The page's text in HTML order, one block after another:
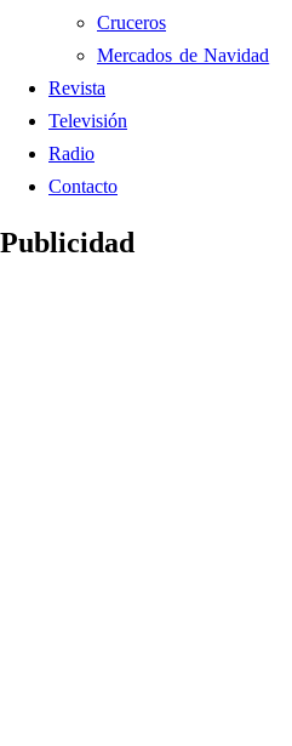
Cruceros
Mercados de Navidad
Revista
Televisión
Radio
Contacto
Publicidad